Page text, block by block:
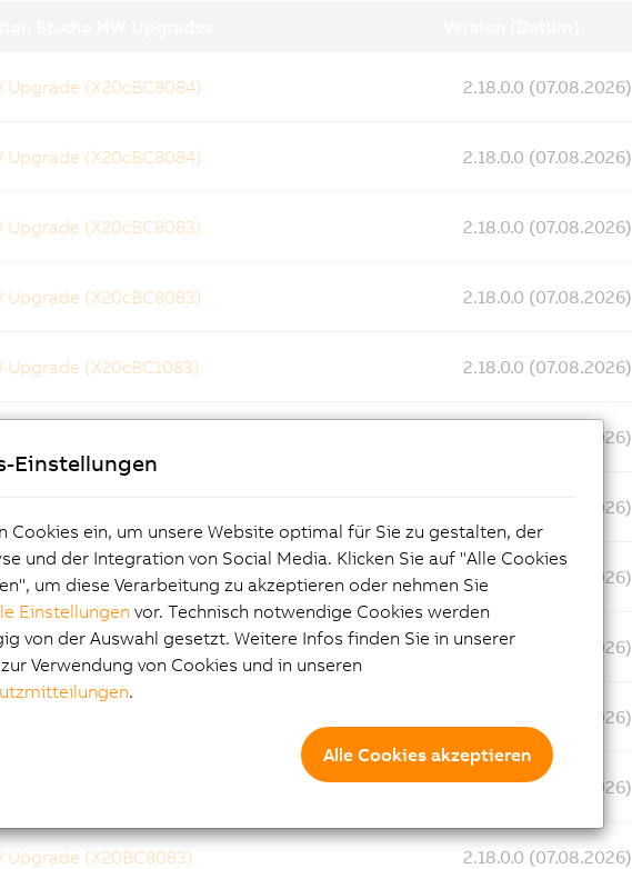
Upgrade (X20cBC8084) 2.18.0.0 (07.08.2026)
Upgrade (X20cBC8084) 2.18.0.0 (07.08.2026)
Upgrade (X20cBC8083) 2.18.0.0 (07.08.2026)
Upgrade (X20cBC8083) 2.18.0.0 (07.08.2026)
Upgrade (X20cBC1083) 2.18.0.0 (07.08.2026)
2.18.0.0 (07.08.2026)
2.18.0.0 (07.08.2026)
Upgrade (X20cBC0083) 2.18.0.0 (07.08.2026)
Upgrade (X20BC8084) 2.18.0.0 (07.08.2026)
2.18.0.0 (07.08.2026)
2.18.0.0 (07.08.2026)
Upgrade (X20BC8083) 2.18.0.0 (07.08.2026)
Einstellungen
Cookies ein, um unsere Website optimal für Sie zu gestalten, der
und der Integration von Social Media. Klicken Sie auf "Alle Cookies
um diese Verarbeitung zu akzeptieren oder nehmen Sie
Einstellungen vor. Technisch notwendige Cookies werden
von der Auswahl gesetzt. Weitere Infos finden Sie in unserer
Verwendung von Cookies und in unseren
.
Alle Cookies akzeptieren